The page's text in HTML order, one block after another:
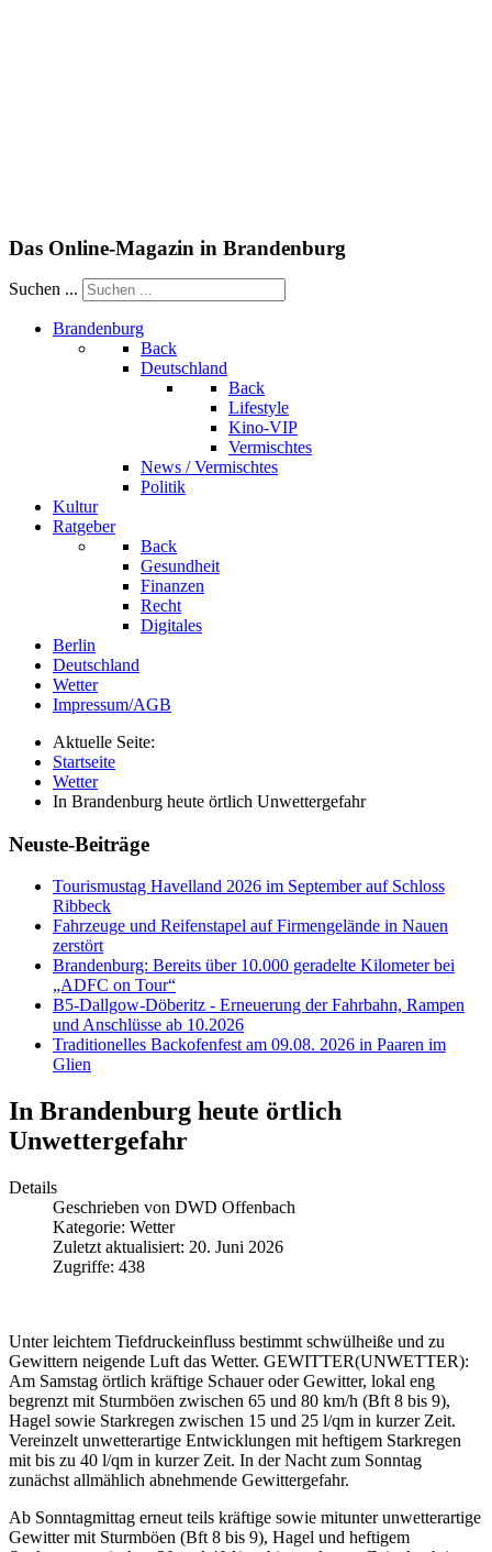
Das Online-Magazin in Brandenburg
Suchen ...
Brandenburg
Back
Deutschland
Back
Lifestyle
Kino-VIP
Vermischtes
News / Vermischtes
Politik
Kultur
Ratgeber
Back
Gesundheit
Finanzen
Recht
Digitales
Berlin
Deutschland
Wetter
Impressum/AGB
Aktuelle Seite:
Startseite
Wetter
In Brandenburg heute örtlich Unwettergefahr
Neuste-Beiträge
Tourismustag Havelland 2026 im September auf Schloss
Ribbeck
Fahrzeuge und Reifenstapel auf Firmengelände in Nauen
zerstört
Brandenburg: Bereits über 10.000 geradelte Kilometer bei
„ADFC on Tour“
B5-Dallgow-Döberitz - Erneuerung der Fahrbahn, Rampen
und Anschlüsse ab 10.2026
Traditionelles Backofenfest am 09.08. 2026 in Paaren im
Glien
In Brandenburg heute örtlich
Unwettergefahr
Details
Geschrieben von DWD Offenbach
Kategorie: Wetter
Zuletzt aktualisiert: 20. Juni 2026
Zugriffe: 438
Unter leichtem Tiefdruckeinfluss bestimmt schwülheiße und zu
Gewittern neigende Luft das Wetter. GEWITTER(UNWETTER):
Am Samstag örtlich kräftige Schauer oder Gewitter, lokal eng
begrenzt mit Sturmböen zwischen 65 und 80 km/h (Bft 8 bis 9),
Hagel sowie Starkregen zwischen 15 und 25 l/qm in kurzer Zeit.
Vereinzelt unwetterartige Entwicklungen mit heftigem Starkregen
mit bis zu 40 l/qm in kurzer Zeit. In der Nacht zum Sonntag
zunächst allmählich abnehmende Gewittergefahr.
Ab Sonntagmittag erneut teils kräftige sowie mitunter unwetterartige
Gewitter mit Sturmböen (Bft 8 bis 9), Hagel und heftigem